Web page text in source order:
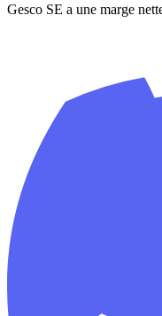
Gesco SE a une marge